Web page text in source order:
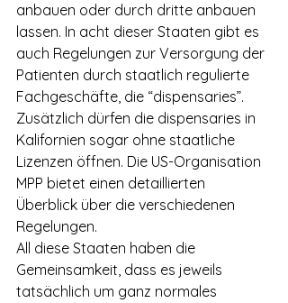
anbauen oder durch dritte anbauen
lassen. In acht dieser Staaten gibt es
auch Regelungen zur Versorgung der
Patienten durch staatlich regulierte
Fachgeschäfte, die “dispensaries”.
Zusätzlich dürfen die dispensaries in
Kalifornien sogar ohne staatliche
Lizenzen öffnen. Die US-Organisation
MPP bietet einen detaillierten
Überblick über die verschiedenen
Regelungen.
All diese Staaten haben die
Gemeinsamkeit, dass es jeweils
tatsächlich um ganz normales